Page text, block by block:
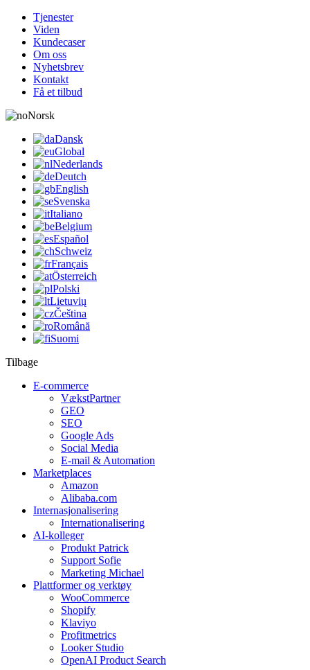
Tjenester
Viden
Kundecaser
Om oss
Nyhetsbrev
Kontakt
Få et tilbud
Norsk
Dansk
Global
Nederlands
Deutch
English
Svenska
Italiano
Belgium
Español
Schweiz
Français
Österreich
Polski
Lietuvių
Čeština
Română
Suomi
Tilbage
E-commerce
VækstPartner
GEO
SEO
Google Ads
Social Media
E-mail & Automation
Marketplaces
Amazon
Alibaba.com
Internasjonalisering
Internationalisering
AI-kolleger
Produkt Patrick
Support Sofie
Marketing Michael
Plattformer og verktøy
WooCommerce
Shopify
Klaviyo
Profitmetrics
Looker Studio
OpenAI Product Search